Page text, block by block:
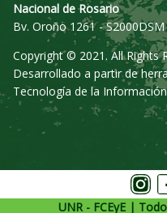
Nacional de Rosario
Bv. Oroño 1261 -
Copyright © 2021. All Rights
Desarrollado a partir de
Tecnología de la Información
UNR - FCEyE |